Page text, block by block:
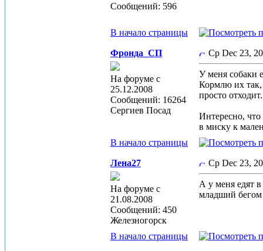
Сообщений: 596
В начало страницы
Фронда_СП
На форуме с
25.12.2008
Сообщений: 16264
Сергиев Посад
Ср Dec 23,
У меня собаки
Кормлю их так,
просто
Интересно,
в миску к
В начало страницы
Лена27
На форуме с
21.08.2008
Сообщений: 450
Железногорск
Ср Dec 23,
А у меня едят
младший бегом
В начало страницы